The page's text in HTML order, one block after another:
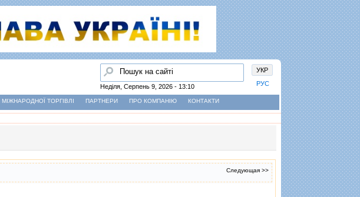
УКР
РУС
Пошук
Неділя, Серпень 9, 2026 - 13:10
ТОРГІВЛІ ПАРТНЕРИ ПРО КОМПАНІЮ КОНТАКТИ
Следующая >>